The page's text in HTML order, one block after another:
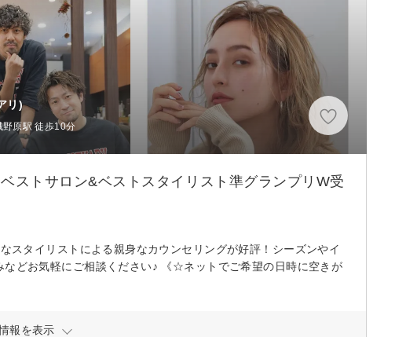
リ)
野原駅 徒歩10分
トサロン&ベストスタイリスト準グランプリW受
タイリストによる親身なカウンセリングが好評！シーズンやイ
どお気軽にご相談ください♪ 《☆ネットでご希望の日時に空きが
報を表示